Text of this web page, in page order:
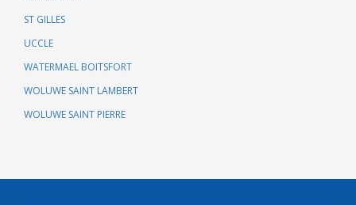
ST GILLES
UCCLE
WATERMAEL BOITSFORT
WOLUWE SAINT LAMBERT
WOLUWE SAINT PIERRE